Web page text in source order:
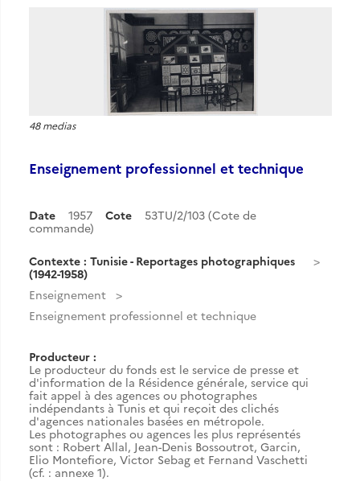
48 medias
Enseignement professionnel et technique
Date 1957 Cote
53TU/2/103 (Cote de
commande)
Contexte : Tunisie - Reportages photographiques
(1942-1958)
Enseignement
Enseignement professionnel et technique
Producteur :
Le producteur du fonds est le service de presse et
d'information de la Résidence générale, service qui
fait appel à des agences ou photographes
indépendants à Tunis et qui reçoit des clichés
d'agences nationales basées en métropole.
Les photographes ou agences les plus représentés
sont : Robert Allal, Jean-Denis Bossoutrot, Garcin,
Elio Montefiore, Victor Sebag et Fernand Vaschetti
(cf. : annexe 1).